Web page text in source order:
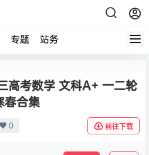
专题 站务
高考数学 文科A+ 一二轮
春合集
0 前往下载